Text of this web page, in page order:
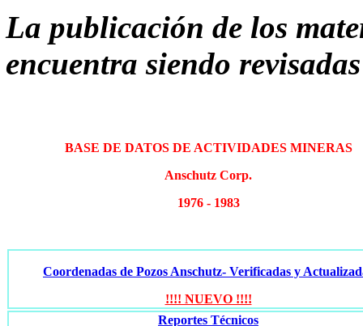
La publicación de los
encuentra siendo
BASE DE DATOS DE ACTIVIDADES MINERAS
Anschutz Corp.
1976 - 1983
Coordenadas de Pozos Anschutz- Verificadas y
!!!! NUEVO !!!!
Reportes Técnicos